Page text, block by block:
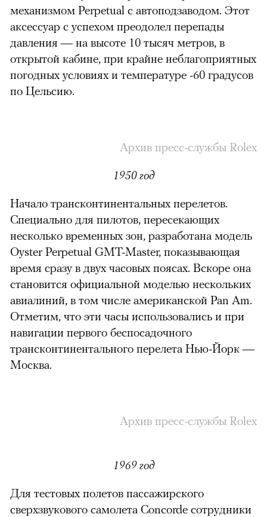
механизмом Perpetual с автоподзаводом. Этот
аксессуар с успехом преодолел перепады
давления — на высоте 10 тысяч метров, в
открытой кабине, при крайне неблагоприятных
погодных условиях и температуре -60 градусов
по Цельсию.
Архив пресс-службы Rolex
1950 год
Начало трансконтинентальных перелетов.
Специально для пилотов, пересекающих
несколько временных зон, разработана модель
Oyster Perpetual GMT-Master, показывающая
время сразу в двух часовых поясах. Вскоре она
становится официальной моделью нескольких
авиалиний, в том числе американской Pan Am.
Отметим, что эти часы использовались и при
навигации первого беспосадочного
трансконтинентального перелета Нью-Йорк —
Москва.
Архив пресс-службы Rolex
1969 год
Для тестовых полетов пассажирского
сверхзвукового самолета Concorde сотрудники